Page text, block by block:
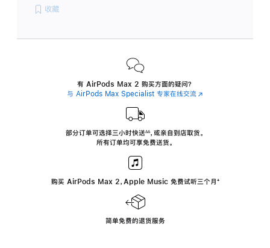
收藏
有 AirPods Max 2 购买方面的疑问？
与 AirPods Max Specialist 专家在线交流(在
中
部分订单可选择三小时快送∆∆， 或亲自到店取货。
所有订单均可享免费送货。
购买 AirPods Max 2，Apple Music 免费试听三个月 ‍脚
‍⁺
简单免费的退货服务